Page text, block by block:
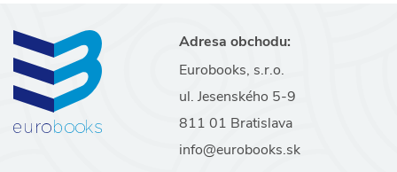
Adresa obchodu:
Eurobooks, s.r.o.
ul. Jesenského 5-9
811 01 Bratislava
info@eurobooks.sk